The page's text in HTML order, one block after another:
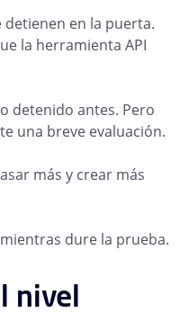
detienen en la puerta.
la herramienta API
detenido antes. Pero
una breve evaluación.
más y crear más
dure la prueba.
nivel